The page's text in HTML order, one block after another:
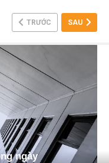
TRƯỚC SAU
ngày